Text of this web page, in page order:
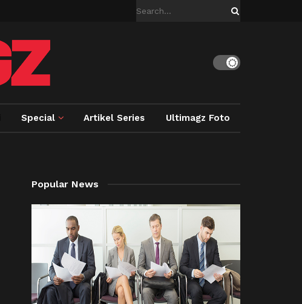
Special Artikel Series Ultimagz Foto
Popular News